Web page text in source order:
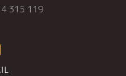
315 119